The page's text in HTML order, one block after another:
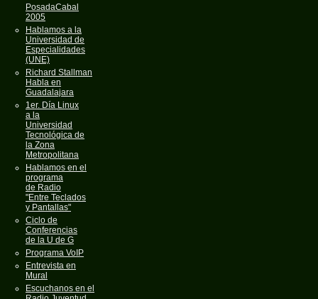
PosadaCabal
2005
Hablamos a la
Universidad de
Especialidades
(UNE)
Richard Stallman
Habla en
Guadalajara
1er. Día Linux
a la
Universidad
Tecnológica de
la Zona
Metropolitana
Hablamos en el
programa
de Radio
"Entre Teclados
y Pantallas"
Ciclo de
Conferencias
de la U de G
Programa VoIP
Entrevista en
Mural
Escuchanos en el